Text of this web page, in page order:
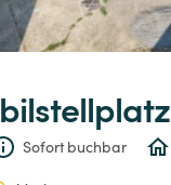
Sofort buchbar